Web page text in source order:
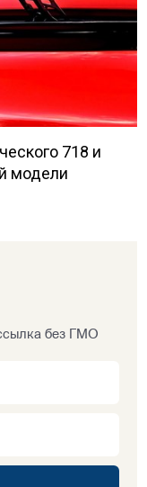
718 и
модели
без ГМО